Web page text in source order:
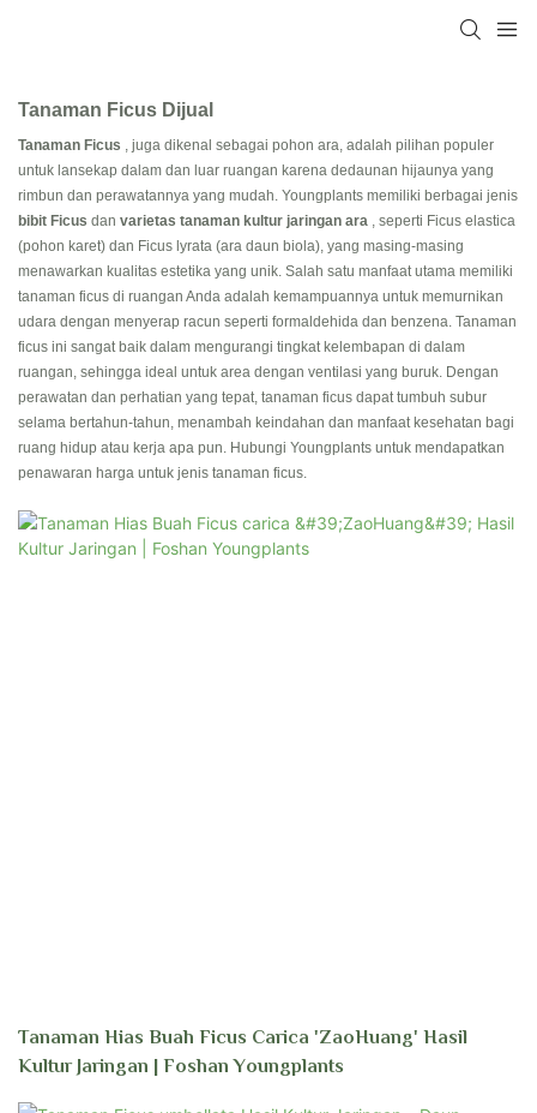
Tanaman Ficus Dijual
Tanaman Ficus , juga dikenal sebagai pohon ara, adalah pilihan populer
untuk lansekap dalam dan luar ruangan karena dedaunan hijaunya yang
rimbun dan perawatannya yang mudah. ​​Youngplants memiliki berbagai jenis
bibit Ficus dan varietas tanaman kultur jaringan ara , seperti Ficus elastica
(pohon karet) dan Ficus lyrata (ara daun biola), yang masing-masing
menawarkan kualitas estetika yang unik. Salah satu manfaat utama memiliki
tanaman ficus di ruangan Anda adalah kemampuannya untuk memurnikan
udara dengan menyerap racun seperti formaldehida dan benzena. Tanaman
ficus ini sangat baik dalam mengurangi tingkat kelembapan di dalam
ruangan, sehingga ideal untuk area dengan ventilasi yang buruk. Dengan
perawatan dan perhatian yang tepat, tanaman ficus dapat tumbuh subur
selama bertahun-tahun, menambah keindahan dan manfaat kesehatan bagi
ruang hidup atau kerja apa pun. Hubungi Youngplants untuk mendapatkan
penawaran harga untuk jenis tanaman ficus.
Tanaman Hias Buah Ficus Carica 'ZaoHuang' Hasil
Kultur Jaringan | Foshan Youngplants